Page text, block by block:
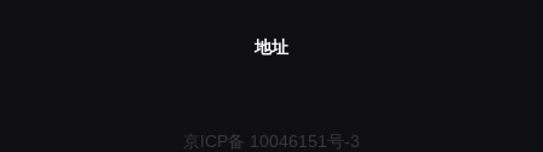
地址
京ICP备 10046151号-3